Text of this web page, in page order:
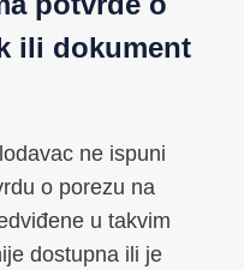
ili dokument
ne ispuni
o porezu na
u takvim
dostupna ili je